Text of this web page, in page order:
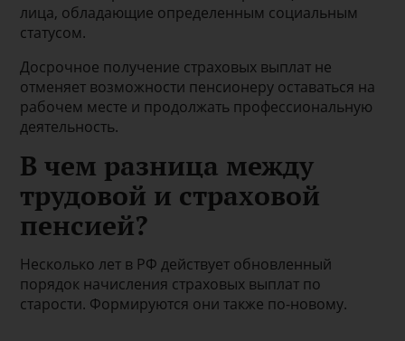
лица, обладающие определенным социальным
статусом.
Досрочное получение страховых выплат не
отменяет возможности пенсионеру оставаться на
рабочем месте и продолжать профессиональную
деятельность.
В чем разница между
трудовой и страховой
пенсией?
Несколько лет в РФ действует обновленный
порядок начисления страховых выплат по
старости. Формируются они также по-новому.